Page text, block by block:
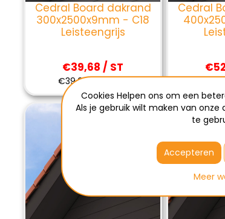
Cedral Board dakrand
300x2500x9mm - C18
Leisteengrijs
€39,68 / ST
€39,68 Excl BTW
Cedral
Cookies Helpen ons om een
Als je gebruik wilt maken van
te
Accepteren
Meer